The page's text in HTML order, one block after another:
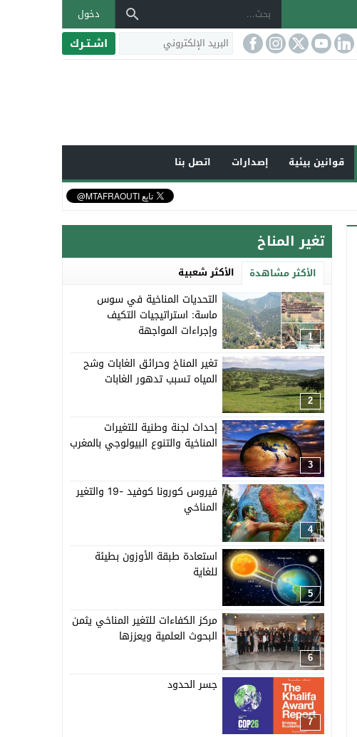
دخول
اشـتـرك
قوانين بيئية إصدارات
اتصل بنا
تغير المناخ
الأكثر مشاهدة الأكثر شعبية
1
التحديات المناخية في سوس
ماسة: استراتيجيات التكيف
وإجراءات المواجهة
2
تغير المناخ وحرائق الغابات وشح
المياه تسبب تدهور الغابات
3
إحداث لجنة وطنية للتغيرات
المناخية والتنوع البيولوجي بالمغرب
4
فيروس كورونا كوفيد -19 والتغير
المناخي
5
استعادة طبقة الأوزون بطيئة
للغاية
6
مركز الكفاءات للتغير المناخي يثمن
البحوث العلمية ويعززها
7
جسر الحدود